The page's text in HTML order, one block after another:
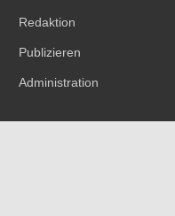
Redaktion
Publizieren
Administration